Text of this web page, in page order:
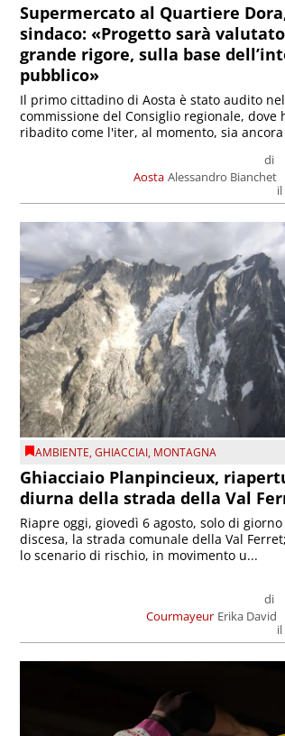
Supermercato al Quartiere
sindaco: «Progetto sarà
grande rigore, sulla base
pubblico»
Aosta
di
Alessandro Bianchet
Il primo cittadino di Aosta è stato audito
commissione del Consiglio regionale, dove
ribadito come l'iter, al momento, sia
AMBIENTE,GHIACCIAI, MONTAGNA
Ghiacciaio Planpincieux,
diurna della strada della Val
Courmayeur
di
Erika David
Riapre oggi, giovedì 6 agosto, solo di
discesa, la strada comunale della Val
lo scenario di rischio, in movimento u...